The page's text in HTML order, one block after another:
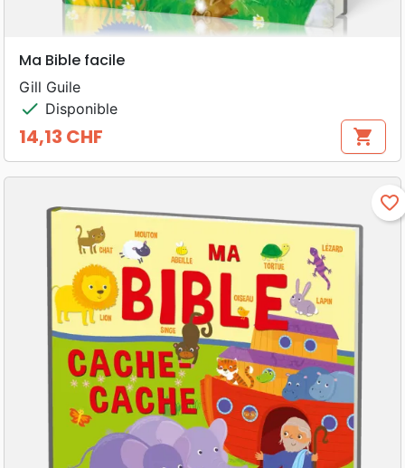
Ma Bible facile
Gill Guile
check Disponible
Prix
14,13 CHF shopping_cart
favorite_border